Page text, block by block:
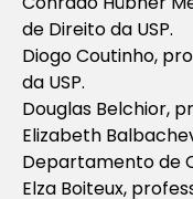
de Direito da USP.
Diogo Coutinho,
da USP.
Douglas Belchior,
Elizabeth
Departamento de
Elza Boiteux,